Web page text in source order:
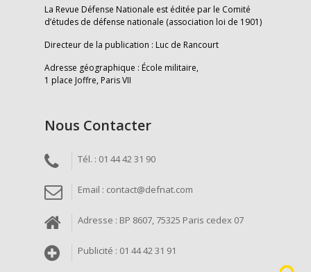
La Revue Défense Nationale est éditée par le Comité
d’études de défense nationale (association loi de 1901)
Directeur de la publication : Luc de Rancourt
Adresse géographique : École militaire,
1 place Joffre, Paris VII
Nous Contacter
Tél. : 01 44 42 31 90
Email : contact@defnat.com
Adresse : BP 8607, 75325 Paris cedex 07
Publicité : 01 44 42 31 91